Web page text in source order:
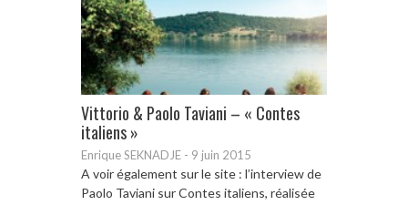
Vittorio & Paolo Taviani – « Contes
italiens »
Enrique SEKNADJE - 9 juin 2015
A voir également sur le site : l’interview de
Paolo Taviani sur Contes italiens, réalisée